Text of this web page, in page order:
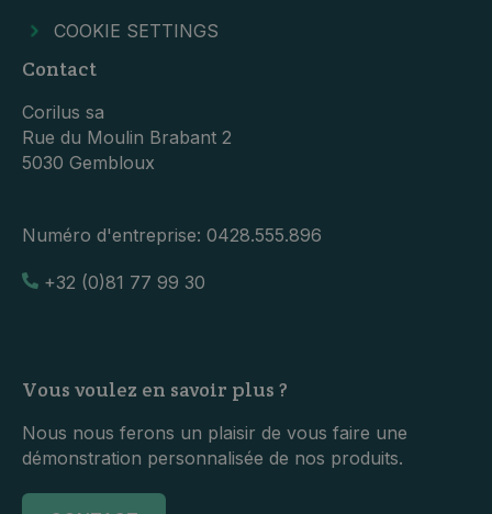
COOKIE SETTINGS
Contact
Corilus sa
Rue du Moulin Brabant 2
5030 Gembloux
Numéro d'entreprise: 0428.555.896
+32 (0)81 77 99 30
Vous voulez en savoir plus ?
Nous nous ferons un plaisir de vous faire une
démonstration personnalisée de nos produits.